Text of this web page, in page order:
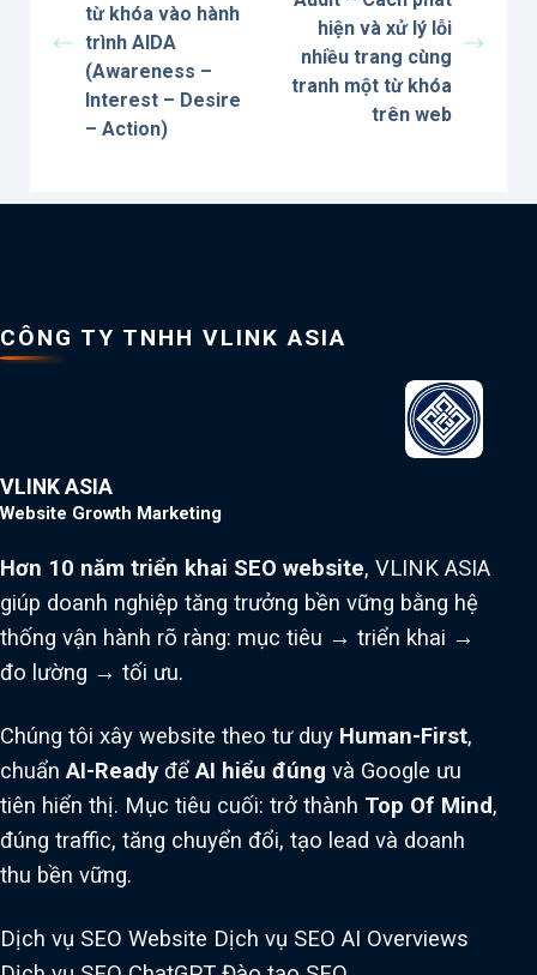
từ khóa vào hành
trình AIDA
(Awareness –
Interest – Desire
– Action)
hiện và xử lý lỗi
nhiều trang cùng
tranh một từ khóa
trên web
CÔNG TY TNHH VLINK ASIA
VLINK ASIA
Website Growth Marketing
Hơn 10 năm triển khai SEO website, VLINK ASIA
giúp doanh nghiệp tăng trưởng bền vững bằng hệ
thống vận hành rõ ràng: mục tiêu → triển khai →
đo lường → tối ưu.
Chúng tôi xây website theo tư duy Human-First,
chuẩnAI-Ready đểAI hiểu đúng và Google ưu
tiên hiển thị. Mục tiêu cuối: trở thành Top Of Mind,
đúng traffic, tăng chuyển đổi, tạo lead và doanh
thu bền vững.
Dịch vụ SEO Website Dịch vụ SEO AI Overviews